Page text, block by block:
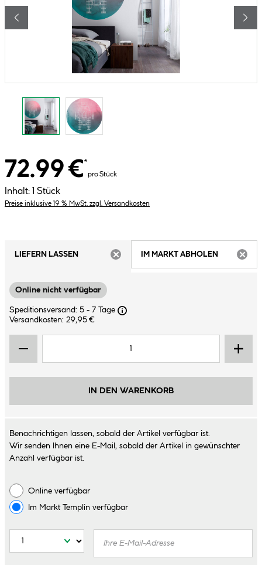
72.99 €*
pro Stück
Inhalt: 1 Stück
Preise inklusive 19 % MwSt. zzgl. Versandkosten
LIEFERN LASSEN
IM MARKT ABHOLEN
Online nicht verfügbar
Speditionsversand: 5 - 7 Tage
Versandkosten: 29,95 €
IN DEN WARENKORB
Benachrichtigen lassen, sobald der Artikel verfügbar ist.
Wir senden Ihnen eine E-Mail, sobald der Artikel in gewünschter
Anzahl verfügbar ist.
Online verfügbar
Im Markt Templin verfügbar